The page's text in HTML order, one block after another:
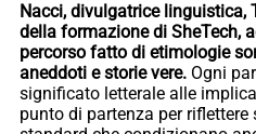
Nacci, divulgatrice linguistica,
della formazione di SheTech,
percorso fatto di etimologie
aneddoti e storie vere. Ogni
significato letterale alle
punto di partenza per riflettere